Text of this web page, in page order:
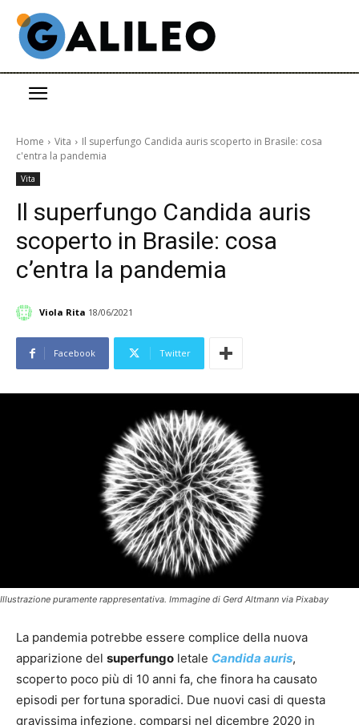
Home Vita
Il superfungo Candida auris scoperto in Brasile: cosa
c'entra la pandemia
Vita
Il superfungo Candida auris
scoperto in Brasile: cosa
c’entra la pandemia
Viola Rita 18/06/2021
Facebook Twitter
Illustrazione puramente rappresentativa. Immagine di Gerd Altmann via Pixabay
La pandemia potrebbe essere complice della nuova
apparizione del superfungo letale Candida auris,
scoperto poco più di 10 anni fa, che finora ha causato
episodi per fortuna sporadici. Due nuovi casi di questa
gravissima infezione, comparsi nel dicembre 2020 in